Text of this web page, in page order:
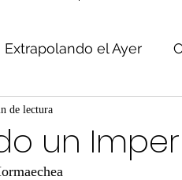
Extrapolando el Ayer
un
de lectura